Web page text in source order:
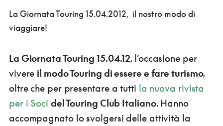
La Giornata Touring 15.04.2012, il nostro modo di
viaggiare!
La Giornata Touring 15.04.12, l’occasione per
vivere il modo Touring di essere e fare turismo,
oltre che per presentare a tutti la nuova rivista
per i Soci del Touring Club Italiano. Hanno
accompagnato lo svolgersi delle attività la